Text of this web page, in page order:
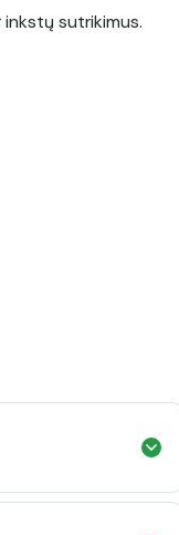
sutrikimus.